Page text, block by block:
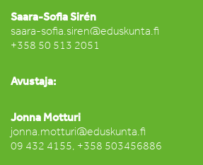
Saara-Sofia Sirén
saara-sofia.siren@eduskunta.fi
+358 50 513 2051
Avustaja:
Jonna Motturi
jonna.motturi@eduskunta.fi
09 432 4155, +358 503456886